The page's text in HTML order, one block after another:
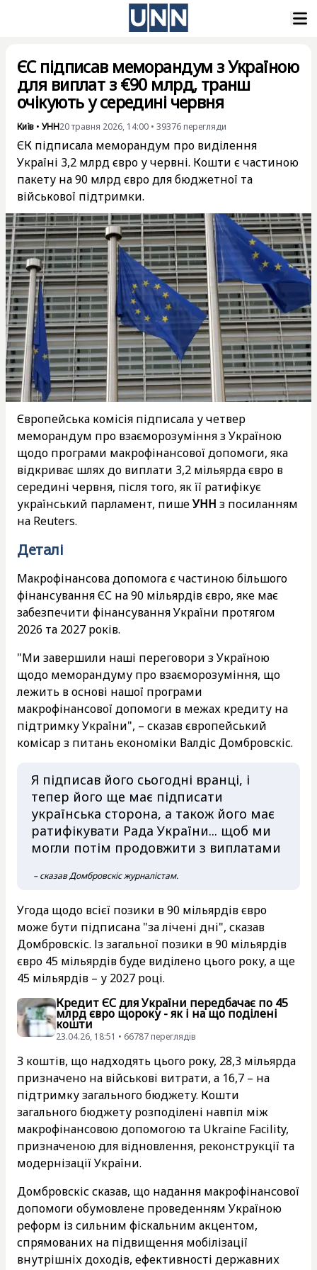
ЄС підписав меморандум з Україною
для виплат з €90 млрд, транш
очікують у середині червня
Київ • УНН20 травня 2026, 14:00 • 39376 перегляди
ЄК підписала меморандум про виділення
Україні 3,2 млрд євро у червні. Кошти є частиною
пакету на 90 млрд євро для бюджетної та
військової підтримки.
Європейська комісія підписала у четвер
меморандум про взаєморозуміння з Україною
щодо програми макрофінансової допомоги, яка
відкриває шлях до виплати 3,2 мільярда євро в
середині червня, після того, як її ратифікує
український парламент, пишеУНН з посиланням
на Reuters.
Деталі
Макрофінансова допомога є частиною більшого
фінансування ЄС на 90 мільярдів євро, яке має
забезпечити фінансування України протягом
2026 та 2027 років.
"Ми завершили наші переговори з Україною
щодо меморандуму про взаєморозуміння, що
лежить в основі нашої програми
макрофінансової допомоги в межах кредиту на
підтримку України", – сказав європейський
комісар з питань економіки Валдіс Домбровскіс.
Я підписав його сьогодні вранці, і
тепер його ще має підписати
українська сторона, а також його має
ратифікувати Рада України... щоб ми
могли потім продовжити з виплатами
– сказав Домбровскіс журналістам.
Угода щодо всієї позики в 90 мільярдів євро
може бути підписана "за лічені дні", сказав
Домбровскіс. Із загальної позики в 90 мільярдів
євро 45 мільярдів буде виділено цього року, а ще
45 мільярдів – у 2027 році.
Кредит ЄС для України передбачає по 45
млрд євро щороку - як і на що поділені
кошти
23.04.26, 18:51 • 66787 переглядiв
З коштів, що надходять цього року, 28,3 мільярда
призначено на військові витрати, а 16,7 – на
підтримку загального бюджету. Кошти
загального бюджету розподілені навпіл між
макрофінансовою допомогою та Ukraine Facility,
призначеною для відновлення, реконструкції та
модернізації України.
Домбровскіс сказав, що надання макрофінансової
допомоги обумовлене проведенням Україною
реформ із сильним фіскальним акцентом,
спрямованих на підвищення мобілізації
внутрішніх доходів, ефективності державних